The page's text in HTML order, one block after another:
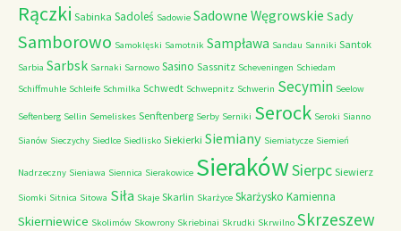
Rączki Sabinka Sadoleś Sadowie Sadowne Węgrowskie Sady
Samborowo Samoklęski Samotnik Sampława Sandau Sanniki Santok
Sarbia Sarbsk Sarnaki Sarnowo Sasino Sassnitz Scheveningen Schiedam
Schiffmuhle Schleife Schmilka Schwedt Schwepnitz Schwerin Secymin Seelow
Seftenberg Sellin Semeliskes Senftenberg Serby Serniki Serock Seroki Sianno
Sianów Sieczychy Siedlce Siedlisko Siekierki Siemiany Siemiatycze Siemień
Nadrzeczny Sieniawa Siennica Sierakowice SierakówSierpc Siewierz
Siomki Sitnica Sitowa Siła Skaje Skarlin Skarżyce Skarżysko Kamienna
Skierniewice Skolimów Skowrony Skriebinai Skrudki Skrwilno Skrzeszew